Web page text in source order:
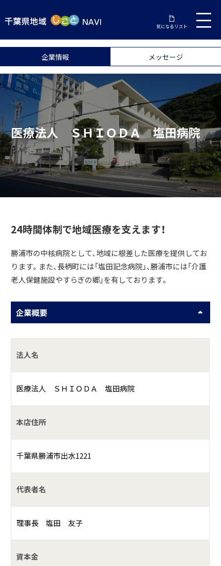
気になるリスト
企業情報 メッセージ
医療法人 ＳＨＩＯＤＡ 塩田病院
24時間体制で地域医療を支えます！
勝浦市の中核病院として、地域に根差した医療を提供してお
ります。また、長柄町には「塩田記念病院」、勝浦市には「介護
老人保健施設やすらぎの郷」を有しております。
企業概要
法人名
医療法人 ＳＨＩＯＤＡ 塩田病院
本店住所
千葉県勝浦市出水1221
代表者名
理事長 塩田 友子
資本金